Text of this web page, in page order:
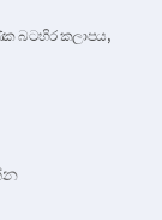
බටහිර කලාපය,